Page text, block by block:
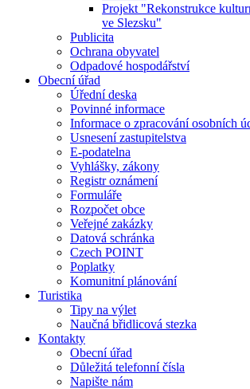
Projekt "Rekonstrukce
ve Slezsku"
Publicita
Ochrana obyvatel
Odpadové hospodářství
Obecní úřad
Úřední deska
Povinné informace
Informace o zpracování osobních
Usnesení zastupitelstva
E-podatelna
Vyhlášky, zákony
Registr oznámení
Formuláře
Rozpočet obce
Veřejné zakázky
Datová schránka
Czech POINT
Poplatky
Komunitní plánování
Turistika
Tipy na výlet
Naučná břidlicová stezka
Kontakty
Obecní úřad
Důležitá telefonní čísla
Napište nám